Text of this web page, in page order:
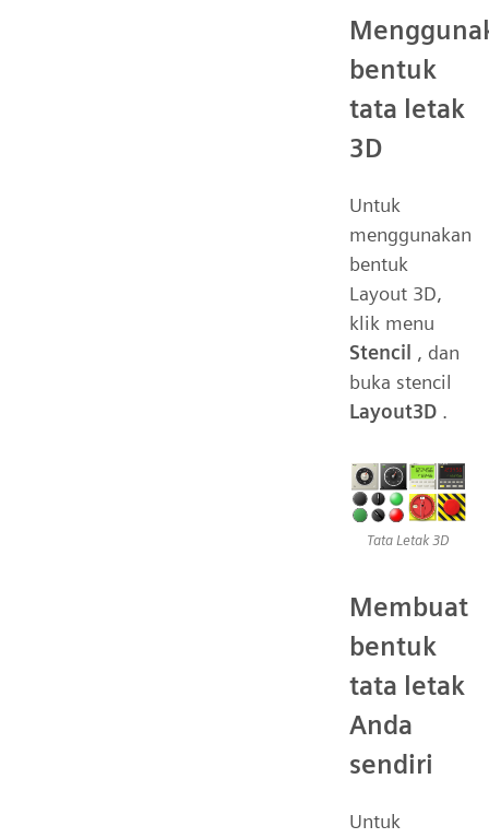
bentuk
tata letak
3D
Untuk
menggunakan
bentuk
Layout 3D,
klik menu
Stencil , dan
buka stencil
Layout3D .
Tata Letak 3D
Membuat
bentuk
tata letak
Anda
sendiri
Untuk